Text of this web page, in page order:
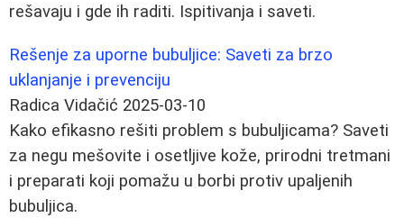
rešavaju i gde ih raditi. Ispitivanja i saveti.
Rešenje za uporne bubuljice: Saveti za brzo
uklanjanje i prevenciju
Radica Vidačić 2025-03-10
Kako efikasno rešiti problem s bubuljicama? Saveti
za negu mešovite i osetljive kože, prirodni tretmani
i preparati koji pomažu u borbi protiv upaljenih
bubuljica.